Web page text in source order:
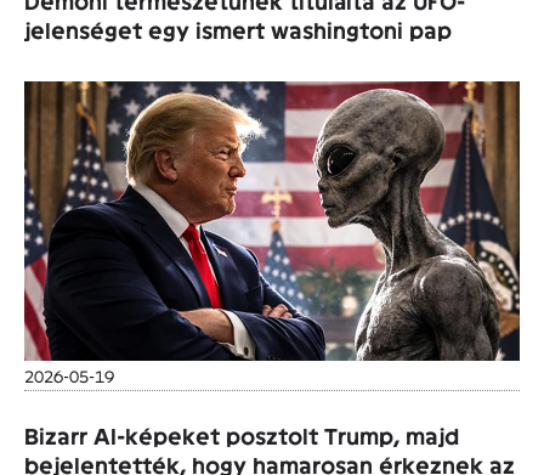
jelenséget egy ismert washingtoni pap
2026-05-19
Bizarr AI-képeket posztolt Trump, majd
bejelentették, hogy hamarosan érkeznek az